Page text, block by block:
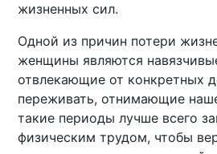
жизненных сил.
Одной из причин потери
женщины являются
отвлекающие от конкретных
переживать, отнимающие
такие периоды лучше всего
физическим трудом, чтобы